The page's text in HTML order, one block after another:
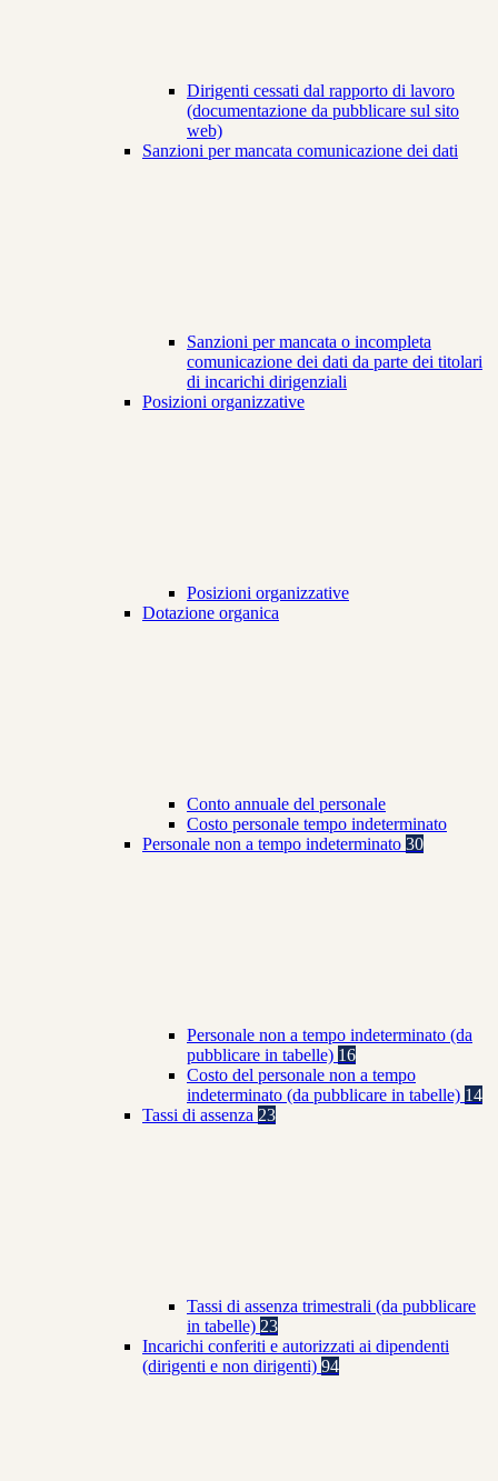
Dirigenti cessati dal rapporto di lavoro
(documentazione da pubblicare sul sito
web)
Sanzioni per mancata comunicazione dei dati
Sanzioni per mancata o incompleta
comunicazione dei dati da parte dei titolari
di incarichi dirigenziali
Posizioni organizzative
Posizioni organizzative
Dotazione organica
Conto annuale del personale
Costo personale tempo indeterminato
Personale non a tempo indeterminato 30
Personale non a tempo indeterminato (da
pubblicare in tabelle) 16
Costo del personale non a tempo
indeterminato (da pubblicare in tabelle) 14
Tassi di assenza 23
Tassi di assenza trimestrali (da pubblicare
in tabelle) 23
Incarichi conferiti e autorizzati ai dipendenti
(dirigenti e non dirigenti) 94